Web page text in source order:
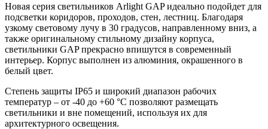
Новая серия светильников Arlight GAP идеально подойдет для
подсветки коридоров, проходов, стен, лестниц. Благодаря
узкому световому лучу в 30 градусов, направленному вниз, а
также оригинальному стильному дизайну корпуса,
светильники GAP прекрасно впишутся в современный
интерьер. Корпус выполнен из алюминия, окрашенного в
белый цвет.
Степень защиты IP65 и широкий диапазон рабочих
температур – от -40 до +60 °C позволяют размещать
светильники и вне помещений, используя их для
архитектурного освещения.